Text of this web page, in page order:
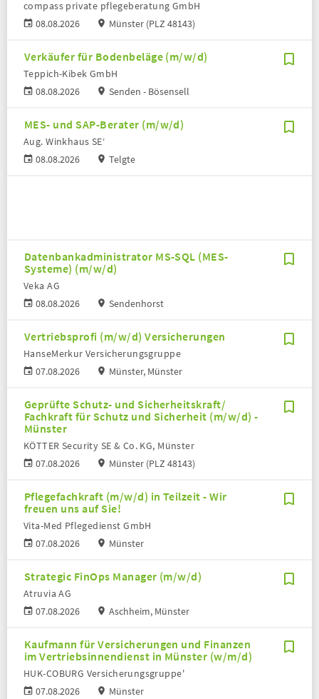
08.08.2026
compass private pflegeberatung GmbH
Münster (PLZ 48143)
Verkäufer für Bodenbeläge (m/w/d)
08.08.2026
Teppich-Kibek GmbH
Senden - Bösensell
MES- und SAP-Berater (m/w/d)
08.08.2026
Aug. Winkhaus SE‘
Telgte
Datenbankadministrator MS-SQL (MES-
Systeme) (m/w/d)
08.08.2026
Veka AG
Sendenhorst
Vertriebsprofi (m/w/d) Versicherungen
07.08.2026
HanseMerkur Versicherungsgruppe
Münster, Münster
Geprüfte Schutz- und Sicherheitskraft/
Fachkraft für Schutz und Sicherheit (m/w/d) -
Münster
07.08.2026
KÖTTER Security SE & Co. KG, Münster
Münster (PLZ 48143)
Pflegefachkraft (m/w/d) in Teilzeit - Wir
freuen uns auf Sie!
07.08.2026
Vita-Med Pflegedienst GmbH
Münster
Strategic FinOps Manager (m/w/d)
07.08.2026
Atruvia AG
Aschheim, Münster
Kaufmann für Versicherungen und Finanzen
im Vertriebsinnendienst in Münster (w/m/d)
07.08.2026
HUK-COBURG Versicherungsgruppe'
Münster